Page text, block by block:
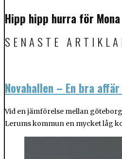
Hipp hipp hurra för Mona
SENASTE
Novahallen – En bra
Vid en jämförelse mellan
Lerums kommun en mycket låg